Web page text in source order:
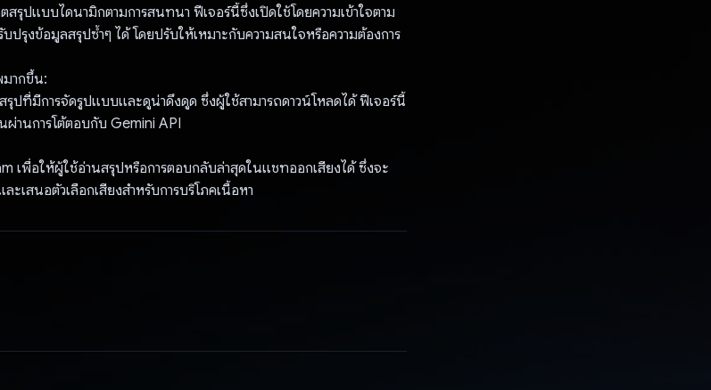
รุปแบบไดนามิกตามการสนทนา ฟีเจอร์นี้ซึ่งเปิดใช้โดยความเข้าใจตาม
รุงข้อมูลสรุปซ้ำๆ ได้ โดยปรับให้เหมาะกับความสนใจหรือความต้องการ
มากขึ้น:
ปที่มีการจัดรูปแบบและดูน่าดึงดูด ซึ่งผู้ใช้สามารถดาวน์โหลดได้ ฟีเจอร์นี้
ผ่านการโต้ตอบกับ Gemini API
เพื่อให้ผู้ใช้อ่านสรุปหรือการตอบกลับล่าสุดในแชทออกเสียงได้ ซึ่งจะ
ะเสนอตัวเลือกเสียงสำหรับการบริโภคเนื้อหา